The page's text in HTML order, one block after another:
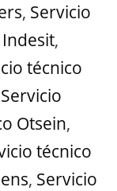
, Servicio
,
técnico
Servicio
Otsein,
técnico
, Servicio